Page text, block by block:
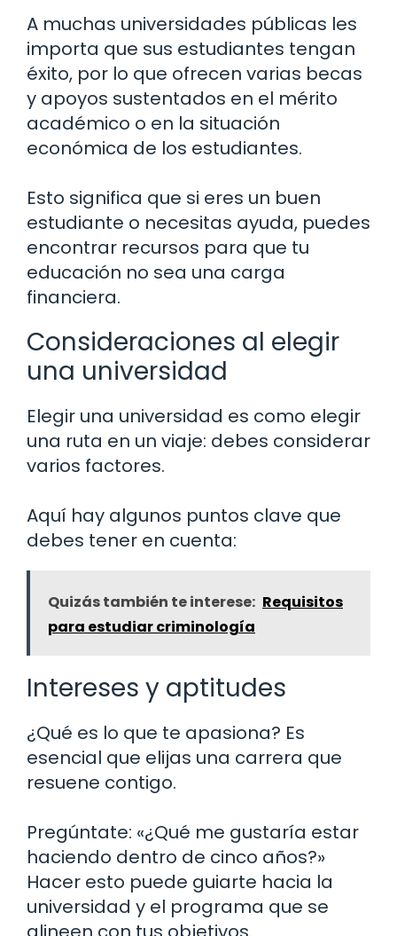
A muchas universidades públicas les
importa que sus estudiantes tengan
éxito, por lo que ofrecen varias becas
y apoyos sustentados en el mérito
académico o en la situación
económica de los estudiantes.
Esto significa que si eres un buen
estudiante o necesitas ayuda, puedes
encontrar recursos para que tu
educación no sea una carga
financiera.
Consideraciones al elegir
una universidad
Elegir una universidad es como elegir
una ruta en un viaje: debes considerar
varios factores.
Aquí hay algunos puntos clave que
debes tener en cuenta:
Quizás también te interese: Requisitos
para estudiar criminología
Intereses y aptitudes
¿Qué es lo que te apasiona? Es
esencial que elijas una carrera que
resuene contigo.
Pregúntate: «¿Qué me gustaría estar
haciendo dentro de cinco años?»
Hacer esto puede guiarte hacia la
universidad y el programa que se